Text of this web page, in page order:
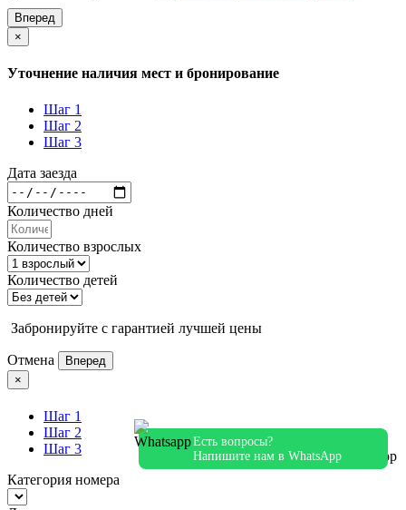
Вперед
×
Уточнение наличия мест и бронирование
Шаг 1
Шаг 2
Шаг 3
Дата заезда
Количество дней
Количество взрослых
Количество детей
Забронируйте с гарантией лучшей цены
Отмена
Вперед
×
Шаг 1
Шаг 2
Шаг 3
Категория номера
Есть вопросы?
Напишите нам в WhatsApp